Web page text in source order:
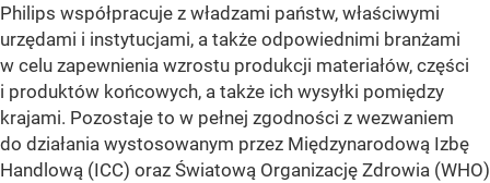
Philips współpracuje z władzami państw, właściwymi
urzędami i instytucjami, a także odpowiednimi branżami
w celu zapewnienia wzrostu produkcji materiałów, części
i produktów końcowych, a także ich wysyłki pomiędzy
krajami. Pozostaje to w pełnej zgodności z wezwaniem
do działania wystosowanym przez Międzynarodową Izbę
Handlową (ICC) oraz Światową Organizację Zdrowia (WHO)